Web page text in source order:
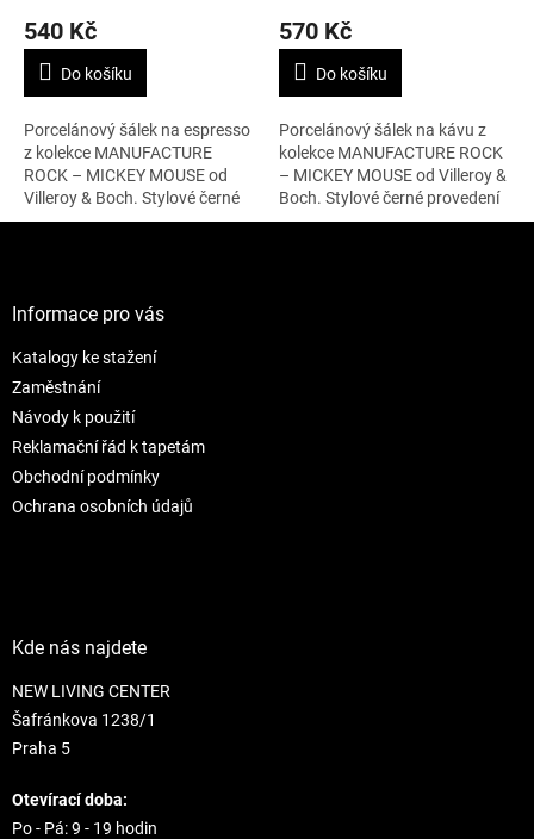
540 Kč
Do košíku
Porcelánový šálek na espresso
z kolekce MANUFACTURE
ROCK – MICKEY MOUSE od
Villeroy & Boch. Stylové černé
provedení s motivem Mickey
570 Kč
Do košíku
Porcelánový šálek na kávu z
kolekce MANUFACTURE ROCK
– MICKEY MOUSE od Villeroy &
Boch. Stylové černé provedení
s ikonickým motivem Mickey
Informace pro vás
Katalogy ke stažení
Zaměstnání
Návody k použití
Reklamační řád k tapetám
Obchodní podmínky
Ochrana osobních údajů
Kde nás najdete
NEW LIVING CENTER
Šafránkova 1238/1
Praha 5
Otevírací doba:
Po - Pá: 9 - 19 hodin